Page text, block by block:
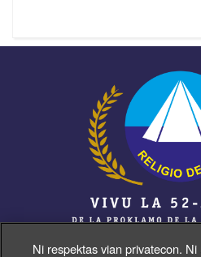
5) Fluidigi la fizikan ujon estas
Ĉielan helpon por nia
6) Lernu harmoniiĝi kun la
Spiritaro, mildigante viajn
Ni estas gvidataj de Benataj
Ni respektas vian privatecon.